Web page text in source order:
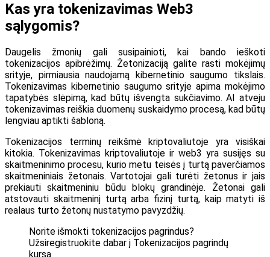
Kas yra tokenizavimas Web3
sąlygomis?
Daugelis žmonių gali susipainioti, kai bando ieškoti
tokenizacijos apibrėžimų. Žetonizaciją galite rasti mokėjimų
srityje, pirmiausia naudojamą kibernetinio saugumo tikslais.
Tokenizavimas kibernetinio saugumo srityje apima mokėjimo
tapatybės slėpimą, kad būtų išvengta sukčiavimo. AI atveju
tokenizavimas reiškia duomenų suskaidymo procesą, kad būtų
lengviau aptikti šabloną.
Tokenizacijos terminų reikšmė kriptovaliutoje yra visiškai
kitokia. Tokenizavimas kriptovaliutoje ir web3 yra susijęs su
skaitmeninimo procesu, kurio metu teisės į turtą paverčiamos
skaitmeniniais žetonais. Vartotojai gali turėti žetonus ir jais
prekiauti skaitmeniniu būdu blokų grandinėje. Žetonai gali
atstovauti skaitmeninį turtą arba fizinį turtą, kaip matyti iš
realaus turto žetonų nustatymo pavyzdžių.
Norite išmokti tokenizacijos pagrindus?
Užsiregistruokite dabar į Tokenizacijos pagrindų
kursą